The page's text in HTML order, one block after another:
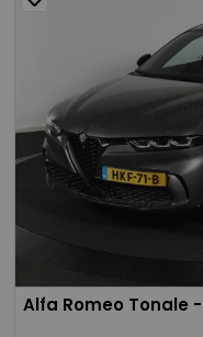
Alfa Romeo Tonale